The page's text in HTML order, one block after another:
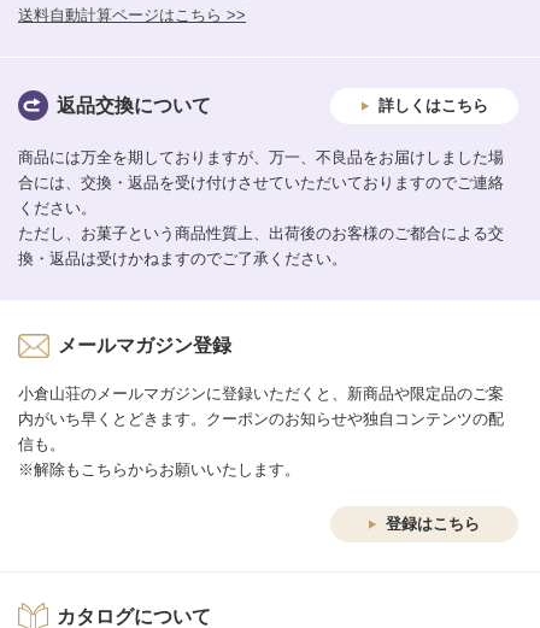
送料自動計算ページはこちら >>
返品交換について 詳しくはこちら
商品には万全を期しておりますが、万一、不良品をお届けしました場
合には、交換・返品を受け付けさせていただいておりますのでご連絡
ください。
ただし、お菓子という商品性質上、出荷後のお客様のご都合による交
換・返品は受けかねますのでご了承ください。
メールマガジン登録
小倉山荘のメールマガジンに登録いただくと、新商品や限定品のご案
内がいち早くとどきます。クーポンのお知らせや独自コンテンツの配
信も。
※解除もこちらからお願いいたします。
登録はこちら
カタログについて